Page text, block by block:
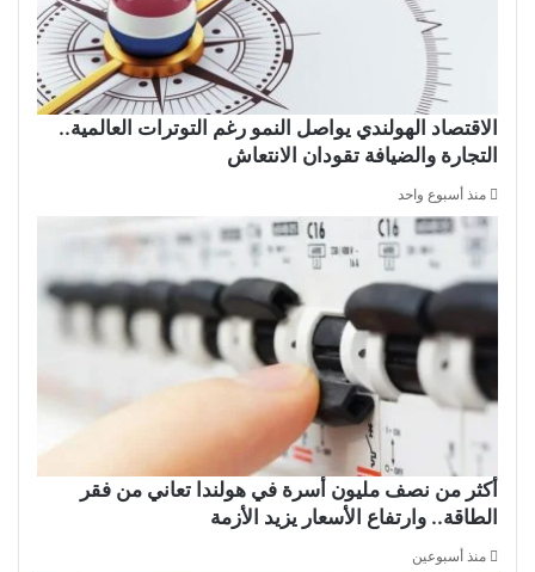
الاقتصاد الهولندي يواصل النمو رغم التوترات العالمية..
التجارة والضيافة تقودان الانتعاش
منذ أسبوع واحد
أكثر من نصف مليون أسرة في هولندا تعاني من فقر
الطاقة.. وارتفاع الأسعار يزيد الأزمة
منذ أسبوعين